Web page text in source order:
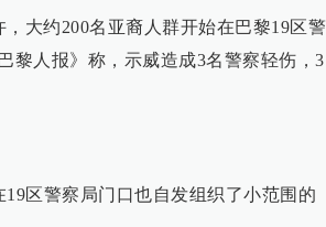
大约200名亚裔人群开始在巴黎19区警
黎人报》称，示威造成3名警察轻伤，3
区警察局门口也自发组织了小范围的